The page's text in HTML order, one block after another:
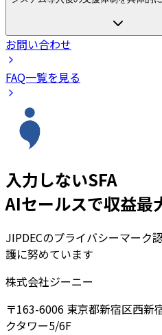
お問い合わせ
FAQ一覧を見る
入力しないSFA
AIセールスで収益最
JIPDECのプライバシーマーク
護に努めています
株式会社ジーニー
〒163-6006 東京都新宿区西新
クタワー5/6F